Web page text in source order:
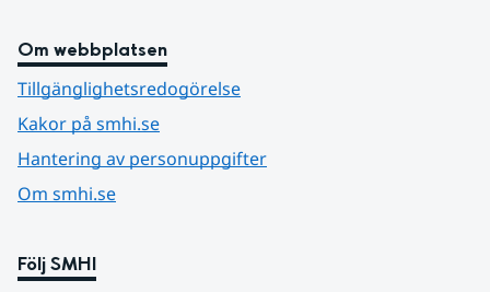
Om webbplatsen
Tillgänglighetsredogörelse
Kakor på smhi.se
Hantering av personuppgifter
Om smhi.se
Följ SMHI